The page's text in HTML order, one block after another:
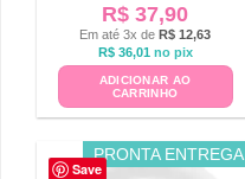
R$ 37,90
Em até 3x de R$ 12,63
R$36,01 no pix
ADICIONAR AO
CARRINHO
Save
PRONTA ENTREGA